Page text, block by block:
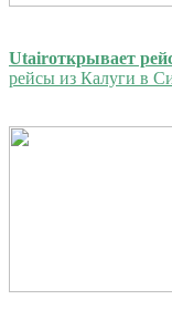
Utairоткрывает
рейсы из Калуги в